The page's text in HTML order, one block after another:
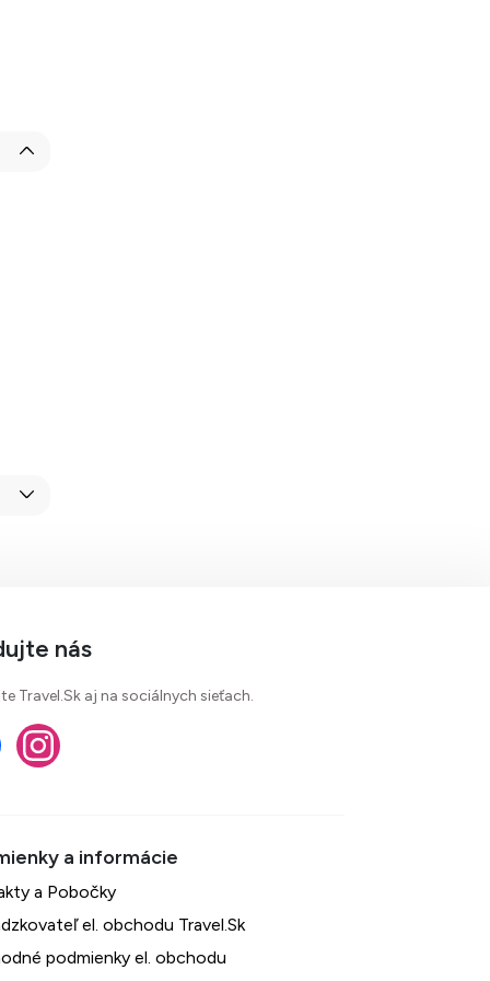
nás
Travel.Sk aj na sociálnych sieťach.
a Pobočky
el. obchodu Travel.Sk
podmienky el. obchodu